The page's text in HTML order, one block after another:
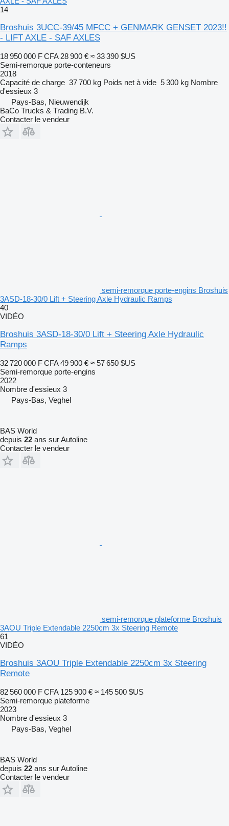
14
Broshuis 3UCC-39/45 MFCC + GENMARK GENSET 2023!!
- LIFT AXLE - SAF AXLES
18 950 000 F CFA 28 900 € ≈ 33 390 $US
Semi-remorque porte-conteneurs
2018
Capacité de charge 37 700 kg Poids net à vide 5 300 kg Nombre
d'essieux 3
Pays-Bas, Nieuwendijk
BaCo Trucks & Trading B.V.
Contacter le vendeur
semi-remorque porte-engins Broshuis
3ASD-18-30/0 Lift + Steering Axle Hydraulic Ramps
40
VIDÉO
Broshuis 3ASD-18-30/0 Lift + Steering Axle Hydraulic
Ramps
32 720 000 F CFA 49 900 € ≈ 57 650 $US
Semi-remorque porte-engins
2022
Nombre d'essieux 3
Pays-Bas, Veghel
BAS World
depuis 22 ans sur Autoline
Contacter le vendeur
semi-remorque plateforme Broshuis
3AOU Triple Extendable 2250cm 3x Steering Remote
61
VIDÉO
Broshuis 3AOU Triple Extendable 2250cm 3x Steering
Remote
82 560 000 F CFA 125 900 € ≈ 145 500 $US
Semi-remorque plateforme
2023
Nombre d'essieux 3
Pays-Bas, Veghel
BAS World
depuis 22 ans sur Autoline
Contacter le vendeur